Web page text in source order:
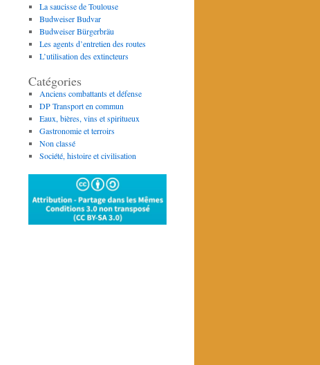
La saucisse de Toulouse
Budweiser Budvar
Budweiser Bürgerbräu
Les agents d’entretien des routes
L’utilisation des extincteurs
Catégories
Anciens combattants et défense
DP Transport en commun
Eaux, bières, vins et spiritueux
Gastronomie et terroirs
Non classé
Société, histoire et civilisation